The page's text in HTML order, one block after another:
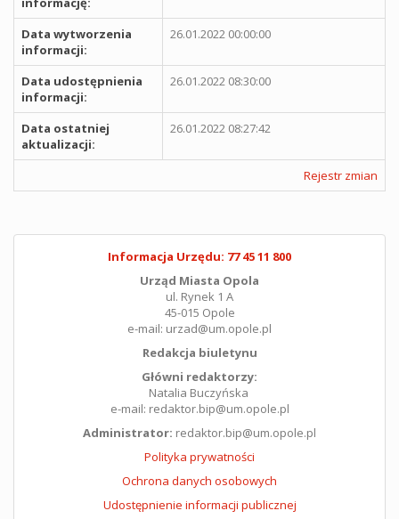
Data wytworzenia
informacji:
26.01.2022 00:00:00
Data udostępnienia
informacji:
26.01.2022 08:30:00
Data ostatniej
aktualizacji:
26.01.2022 08:27:42
Rejestr zmian
Informacja Urzędu: 77 45 11 800
Urząd Miasta Opola
ul. Rynek 1 A
45-015 Opole
e-mail: urzad@um.opole.pl
Redakcja biuletynu
Główni redaktorzy:
Natalia Buczyńska
e-mail: redaktor.bip@um.opole.pl
Administrator: redaktor.bip@um.opole.pl
Polityka prywatności
Ochrona danych osobowych
Udostępnienie informacji publicznej